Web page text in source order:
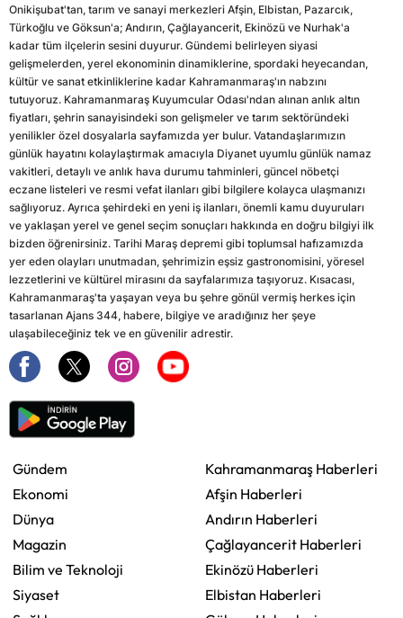
Onikişubat'tan, tarım ve sanayi merkezleri Afşin, Elbistan, Pazarcık,
Türkoğlu ve Göksun'a; Andırın, Çağlayancerit, Ekinözü ve Nurhak'a
kadar tüm ilçelerin sesini duyurur. Gündemi belirleyen siyasi
gelişmelerden, yerel ekonominin dinamiklerine, spordaki heyecandan,
kültür ve sanat etkinliklerine kadar Kahramanmaraş'ın nabzını
tutuyoruz. Kahramanmaraş Kuyumcular Odası'ndan alınan anlık altın
fiyatları, şehrin sanayisindeki son gelişmeler ve tarım sektöründeki
yenilikler özel dosyalarla sayfamızda yer bulur. Vatandaşlarımızın
günlük hayatını kolaylaştırmak amacıyla Diyanet uyumlu günlük namaz
vakitleri, detaylı ve anlık hava durumu tahminleri, güncel nöbetçi
eczane listeleri ve resmi vefat ilanları gibi bilgilere kolayca ulaşmanızı
sağlıyoruz. Ayrıca şehirdeki en yeni iş ilanları, önemli kamu duyuruları
ve yaklaşan yerel ve genel seçim sonuçları hakkında en doğru bilgiyi ilk
bizden öğrenirsiniz. Tarihi Maraş depremi gibi toplumsal hafızamızda
yer eden olayları unutmadan, şehrimizin eşsiz gastronomisini, yöresel
lezzetlerini ve kültürel mirasını da sayfalarımıza taşıyoruz. Kısacası,
Kahramanmaraş'ta yaşayan veya bu şehre gönül vermiş herkes için
tasarlanan Ajans 344, habere, bilgiye ve aradığınız her şeye
ulaşabileceğiniz tek ve en güvenilir adrestir.
Gündem
Ekonomi
Dünya
Magazin
Bilim ve Teknoloji
Siyaset
Kahramanmaraş Haberleri
Afşin Haberleri
Andırın Haberleri
Çağlayancerit Haberleri
Ekinözü Haberleri
Elbistan Haberleri